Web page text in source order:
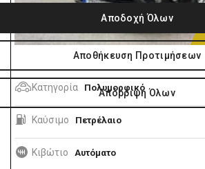
Κατηγορία Πολυμορφικό
Καύσιμο Πετρέλαιο
Κιβώτιο Αυτόματο